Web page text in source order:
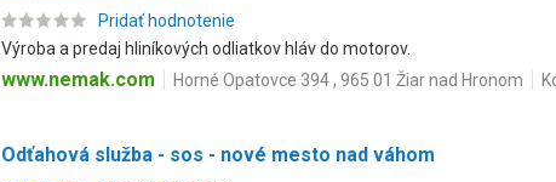
Pridať hodnotenie
Výroba a predaj hliníkových odliatkov hláv do motorov.
www.nemak.com Horné Opatovce 394 , 965 01 Žiar nad Hronom
Odťahová služba - sos - nové mesto nad váhom